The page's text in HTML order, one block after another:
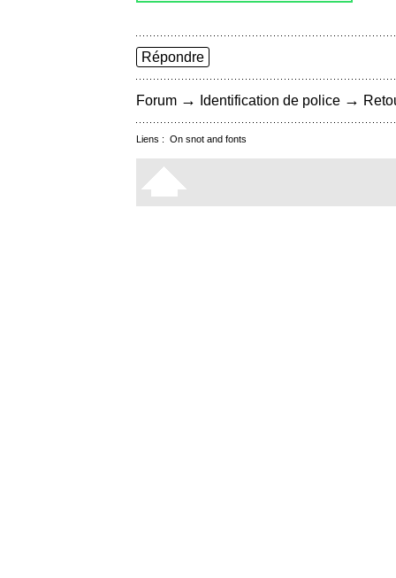
Répondre
Forum → Identification de police →
Liens : On snot and fonts